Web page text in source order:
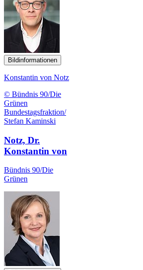
Bildinformationen
Konstantin von Notz
© Bündnis 90/Die
Grünen
Bundestagsfraktion/
Stefan Kaminski
Notz, Dr.
Konstantin von
Bündnis 90/Die
Grünen